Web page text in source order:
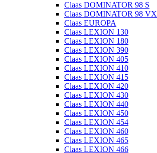
Claas DOMINATOR 98 S
Claas DOMINATOR 98 VX
Claas EUROPA
Claas LEXION 130
Claas LEXION 180
Claas LEXION 390
Claas LEXION 405
Claas LEXION 410
Claas LEXION 415
Claas LEXION 420
Claas LEXION 430
Claas LEXION 440
Claas LEXION 450
Claas LEXION 454
Claas LEXION 460
Claas LEXION 465
Claas LEXION 466